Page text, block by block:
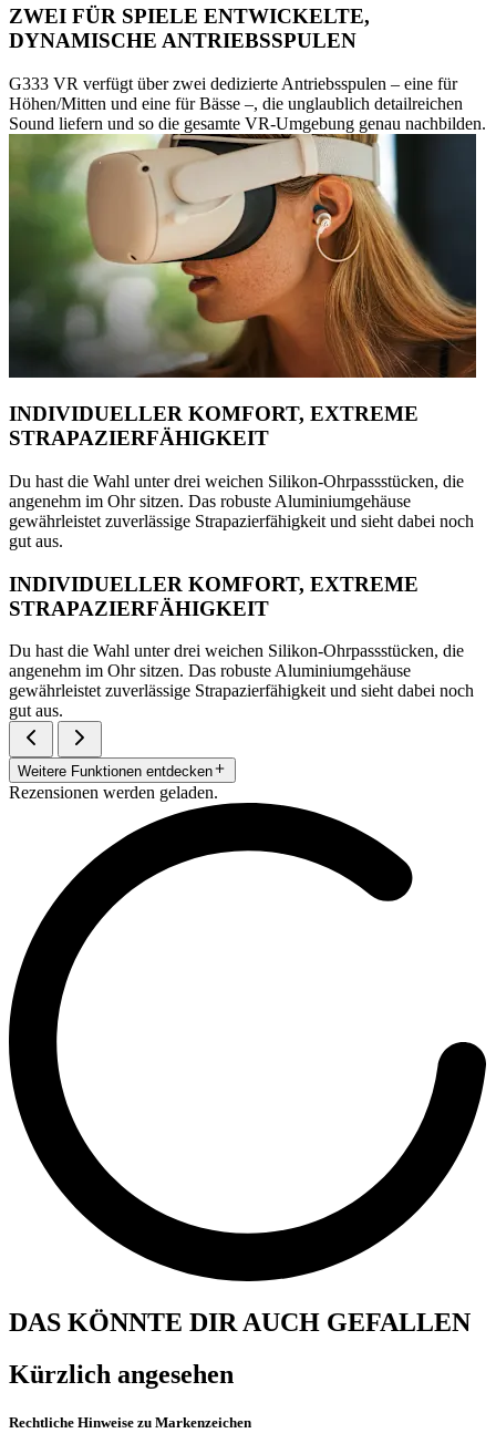
ZWEI FÜR SPIELE ENTWICKELTE,
DYNAMISCHE ANTRIEBSSPULEN
G333 VR verfügt über zwei dedizierte Antriebsspulen – eine für
Höhen/Mitten und eine für Bässe –, die unglaublich detailreichen
Sound liefern und so die gesamte VR-Umgebung genau nachbilden.
INDIVIDUELLER KOMFORT, EXTREME
STRAPAZIERFÄHIGKEIT
Du hast die Wahl unter drei weichen Silikon-Ohrpassstücken, die
angenehm im Ohr sitzen. Das robuste Aluminiumgehäuse
gewährleistet zuverlässige Strapazierfähigkeit und sieht dabei noch
gut aus.
INDIVIDUELLER KOMFORT, EXTREME
STRAPAZIERFÄHIGKEIT
Du hast die Wahl unter drei weichen Silikon-Ohrpassstücken, die
angenehm im Ohr sitzen. Das robuste Aluminiumgehäuse
gewährleistet zuverlässige Strapazierfähigkeit und sieht dabei noch
gut aus.
Weitere Funktionen entdecken
Rezensionen werden geladen.
DAS KÖNNTE DIR AUCH GEFALLEN
Kürzlich angesehen
Rechtliche Hinweise zu Markenzeichen